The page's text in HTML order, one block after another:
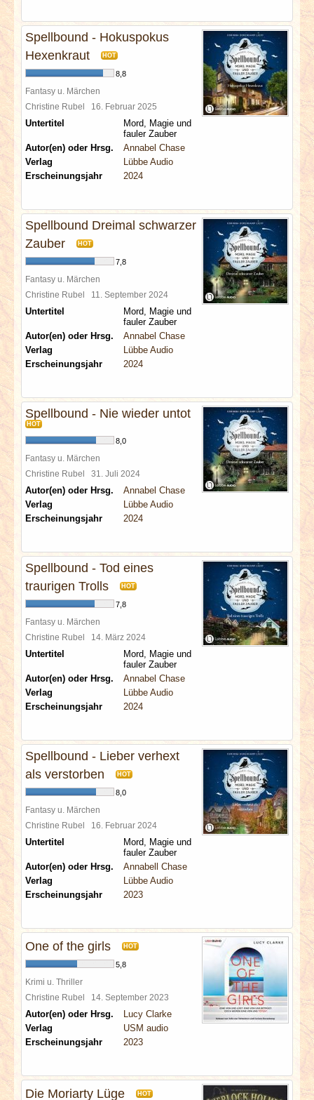
Spellbound - Hokuspokus
Hexenkraut
HOT
8,8
Fantasy u. Märchen
Christine Rubel 16. Februar 2025
Untertitel
Mord, Magie und
fauler Zauber
Autor(en) oder Hrsg.
Annabel Chase
Verlag
Lübbe Audio
Erscheinungsjahr
2024
Spellbound Dreimal schwarzer
Zauber
HOT
7,8
Fantasy u. Märchen
Christine Rubel 11. September 2024
Untertitel
Mord, Magie und
fauler Zauber
Autor(en) oder Hrsg.
Annabel Chase
Verlag
Lübbe Audio
Erscheinungsjahr
2024
Spellbound - Nie wieder untot
HOT
8,0
Fantasy u. Märchen
Christine Rubel 31. Juli 2024
Autor(en) oder Hrsg.
Annabel Chase
Verlag
Lübbe Audio
Erscheinungsjahr
2024
Spellbound - Tod eines
traurigen Trolls
HOT
7,8
Fantasy u. Märchen
Christine Rubel 14. März 2024
Untertitel
Mord, Magie und
fauler Zauber
Autor(en) oder Hrsg.
Annabel Chase
Verlag
Lübbe Audio
Erscheinungsjahr
2024
Spellbound - Lieber verhext
als verstorben
HOT
8,0
Fantasy u. Märchen
Christine Rubel 16. Februar 2024
Untertitel
Mord, Magie und
fauler Zauber
Autor(en) oder Hrsg.
Annabell Chase
Verlag
Lübbe Audio
Erscheinungsjahr
2023
One of the girls HOT
5,8
Krimi u. Thriller
Christine Rubel 14. September 2023
Autor(en) oder Hrsg.
Lucy Clarke
Verlag
USM audio
Erscheinungsjahr
2023
Die Moriarty Lüge HOT